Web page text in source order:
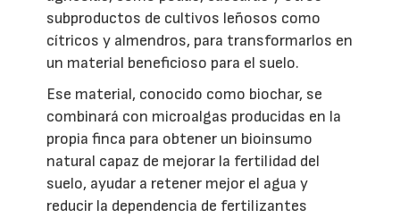
subproductos de cultivos leñosos como
cítricos y almendros, para transformarlos en
un material beneficioso para el suelo.
Ese material, conocido como biochar, se
combinará con microalgas producidas en la
propia finca para obtener un bioinsumo
natural capaz de mejorar la fertilidad del
suelo, ayudar a retener mejor el agua y
reducir la dependencia de fertilizantes